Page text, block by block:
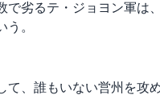
で劣るテ・ジョヨン軍は
。
、誰もいない営州を攻